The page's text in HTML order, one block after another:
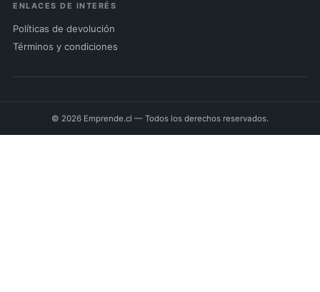
ENLACES DE INTERÉS
Políticas de devolución
Términos y condiciones
© 2026 Emprende.cl — Todos los derechos reservados.